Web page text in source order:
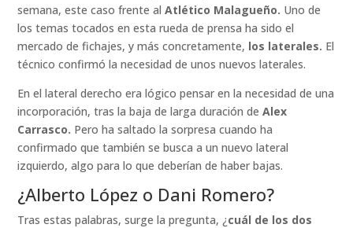
semana, este caso frente alAtlético Malagueño. Uno de
los temas tocados en esta rueda de prensa ha sido el
mercado de fichajes, y más concretamente, los laterales. El
técnico confirmó la necesidad de unos nuevos laterales.
En el lateral derecho era lógico pensar en la necesidad de una
incorporación, tras la baja de larga duración deAlex
Carrasco. Pero ha saltado la sorpresa cuando ha
confirmado que también se busca a un nuevo lateral
izquierdo, algo para lo que deberían de haber bajas.
¿Alberto López o Dani Romero?
Tras estas palabras, surge la pregunta, ¿cuál de los dos